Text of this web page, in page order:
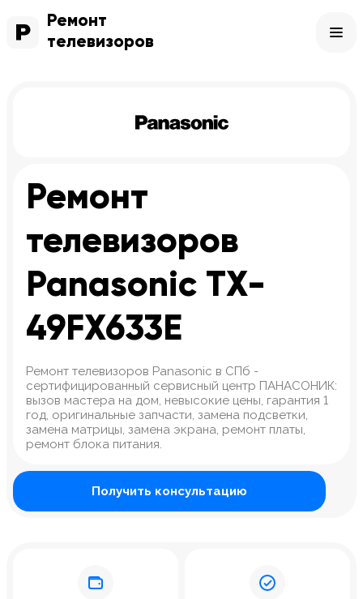
Ремонт
телевизоров
Ремонт
телевизоров
Panasonic TX-
49FX633E
Ремонт телевизоров Panasonic в СПб -
сертифицированный сервисный центр ПАНАСОНИК:
вызов мастера на дом, невысокие цены, гарантия 1
год, оригинальные запчасти, замена подсветки,
замена матрицы, замена экрана, ремонт платы,
ремонт блока питания.
Получить консультацию